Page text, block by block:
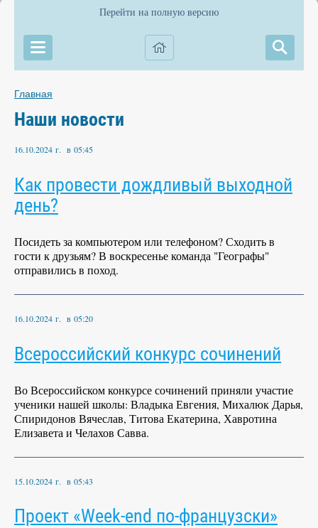
Перейти на полную версию
Главная
Наши новости
16.10.2024 г. в 05:45
Как провести дождливый выходной
день?
Посидеть за компьютером или телефоном? Сходить в
гости к друзьям? В воскресенье команда "Географы"
отправились в поход.
16.10.2024 г. в 05:20
Всероссийский конкурс сочинений
Во Всероссийском конкурсе сочинений приняли участие
ученики нашей школы: Владыка Евгения, Михалюк Дарья,
Спиридонов Вячеслав, Титова Екатерина, Хавротина
Елизавета и Челахов Савва.
15.10.2024 г. в 05:43
Проект «Week-end по-французски»